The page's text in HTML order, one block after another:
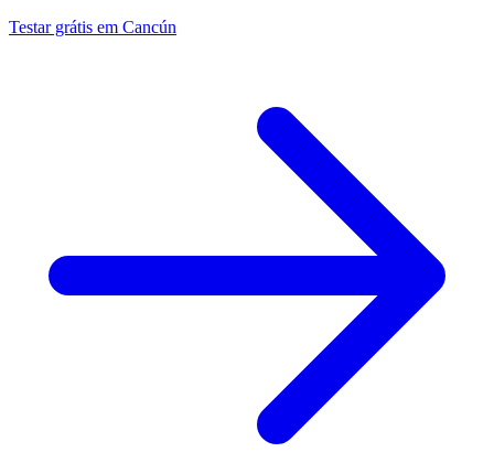
Testar grátis em Cancún